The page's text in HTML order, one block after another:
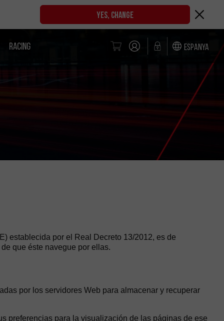
YES, CHANGE
RACING Espanya
establecida por el Real Decreto 13/2012, es de
que éste navegue por ellas.
por los servidores Web para almacenar y recuperar
preferencias para la visualización de las páginas de ese